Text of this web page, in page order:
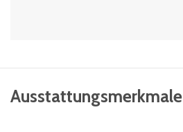
Ausstattungsmerkmale